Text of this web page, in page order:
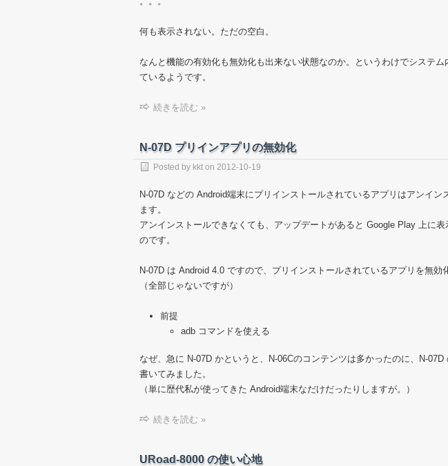
何も表示されない。ただの空白。
なんと機能の有効化も無効化も出来ない状態なのか。というわけでシステ
ているようです。
続きを読む »
N-07D プリインアプリの無効化
Posted by kkt on 2012-10-19
N-07D などの Android端末にプリインストールされているアプリはアンイン
ます。
アンインストールできなくても、アップデートがあると Google Play 上に
のです。
N-07D は Android 4.0 ですので、プリインストールされているアプリを無効
（全部じゃないですが）
前提
adb コマンドを使える
なぜ、急に N-07D かというと、N-06Cのコンテンツは多かったのに、N-
書いてみました。
（単に歴代私が使ってきた Android端末なだけだったりしますが。）
続きを読む »
URoad-8000 の使い心地